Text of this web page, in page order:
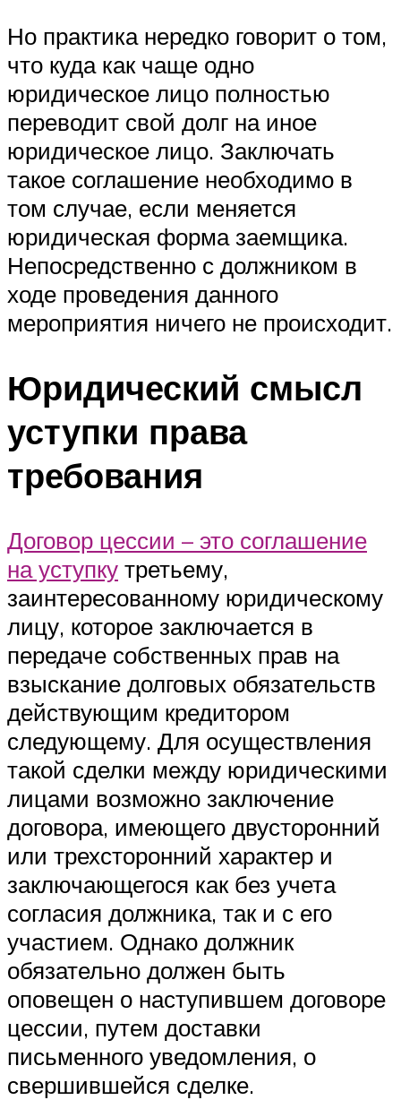
Но практика нередко говорит о том,
что куда как чаще одно
юридическое лицо полностью
переводит свой долг на иное
юридическое лицо. Заключать
такое соглашение необходимо в
том случае, если меняется
юридическая форма заемщика.
Непосредственно с должником в
ходе проведения данного
мероприятия ничего не происходит.
Юридический смысл
уступки права
требования
Договор цессии – это соглашение
на уступку третьему,
заинтересованному юридическому
лицу, которое заключается в
передаче собственных прав на
взыскание долговых обязательств
действующим кредитором
следующему. Для осуществления
такой сделки между юридическими
лицами возможно заключение
договора, имеющего двусторонний
или трехсторонний характер и
заключающегося как без учета
согласия должника, так и с его
участием. Однако должник
обязательно должен быть
оповещен о наступившем договоре
цессии, путем доставки
письменного уведомления, о
свершившейся сделке.